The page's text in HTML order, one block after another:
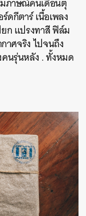
กีตาร์ เนื้อเพลง
ก แปรงทาสี ฟิล์ม
าศจริง ไปจนถึง
นรุ่นหลัง . ทั้งหมด